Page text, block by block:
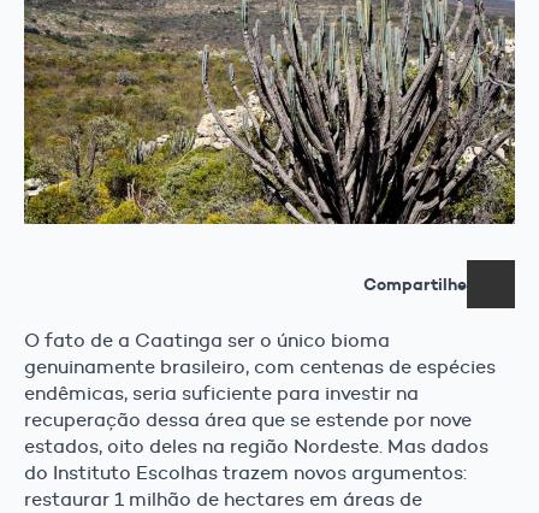
Compartilhe
O fato de a Caatinga ser o único bioma
genuinamente brasileiro, com centenas de espécies
endêmicas, seria suficiente para investir na
recuperação dessa área que se estende por nove
estados, oito deles na região Nordeste. Mas dados
do Instituto Escolhas trazem novos argumentos:
restaurar 1 milhão de hectares em áreas de